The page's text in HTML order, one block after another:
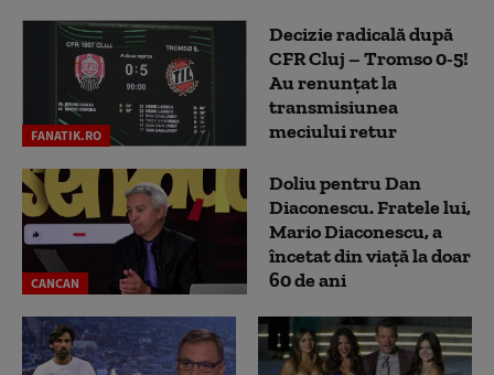
FANATIK.RO
Decizie radicală după
CFR Cluj – Tromso 0-5!
Au renunțat la
transmisiunea
meciului retur
CANCAN
Doliu pentru Dan
Diaconescu. Fratele lui,
Mario Diaconescu, a
încetat din viață la doar
60 de ani